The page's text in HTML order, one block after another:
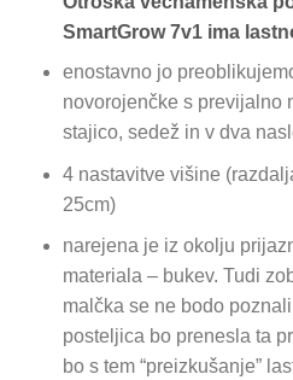
SmartGrow 7v1 ima
enostavno jo
novorojenčke s previjalno
stajico, sedež in v dva
4 nastavitve višine
25cm)
narejena je iz okolju
materiala – bukev. Tudi
malčka se ne bodo
posteljica bo prenesla ta
bo s tem “preizkušanje”